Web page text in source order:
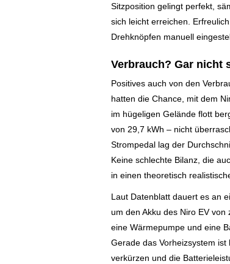
Sitzposition gelingt perfekt,
sich leicht erreichen.
Drehknöpfen manuell
Verbrauch? Gar nicht
Positives auch von den
hatten die Chance, mit dem
im hügeligen Gelände flott
von 29,7 kWh – nicht
Strompedal lag der
Keine schlechte Bilanz, die
in einen theoretisch
Laut Datenblatt dauert es an
um den Akku des Niro EV
eine Wärmepumpe und eine
Gerade das Vorheizsystem
verkürzen und die